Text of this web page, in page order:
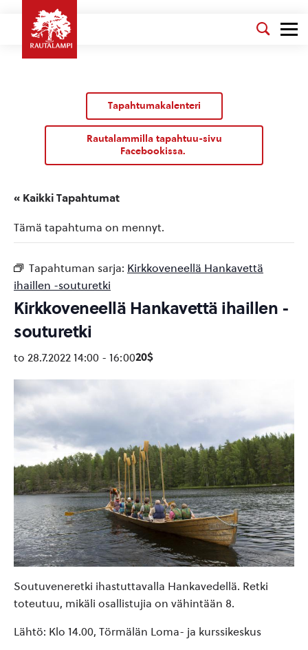
Tapahtumakalenteri
Rautalammilla tapahtuu-sivu
Facebookissa.
« Kaikki Tapahtumat
Tämä tapahtuma on mennyt.
Tapahtuman sarja: Kirkkoveneellä Hankavettä
ihaillen -souturetki
Kirkkoveneellä Hankavettä ihaillen -
souturetki
to 28.7.2022 14:00 - 16:0020$
Soutuveneretki ihastuttavalla Hankavedellä. Retki
toteutuu, mikäli osallistujia on vähintään 8.
Lähtö: Klo 14.00, Törmälän Loma- ja kurssikeskus